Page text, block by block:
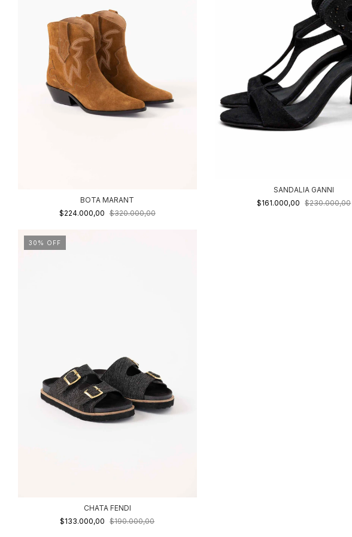
BOTA MARANT
$224.000,00 $320.000,00
SANDALIA GANNI
$161.000,00
$230.000,00
30 % OFF
CHATA FENDI
$133.000,00
$190.000,00